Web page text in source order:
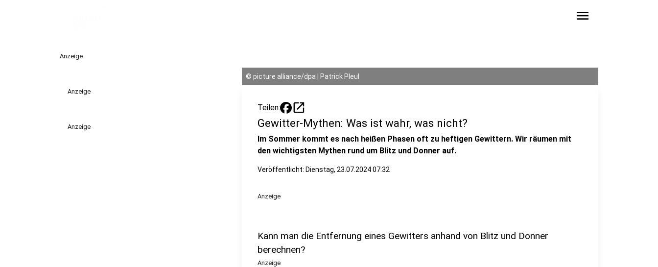
menu
Anzeige
Anzeige
Anzeige
© picture alliance/dpa | Patrick Pleul
Teilen: open_in_new
Gewitter-Mythen: Was ist wahr, was nicht?
Im Sommer kommt es nach heißen Phasen oft zu heftigen Gewittern. Wir räumen mit
den wichtigsten Mythen rund um Blitz und Donner auf.
Veröffentlicht: Dienstag, 23.07.2024 07:32
Anzeige
Kann man die Entfernung eines Gewitters anhand von Blitz und Donner
berechnen?
Anzeige